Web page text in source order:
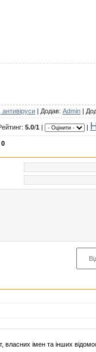
антивіруси | Додав: Admin |
5.0/1 | |
0
власних імен та інших